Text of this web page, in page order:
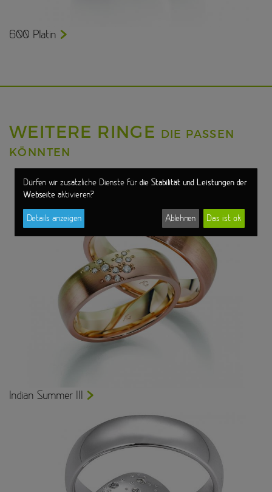
600 Platin
WEITERE RINGE DIE PASSEN
KÖNNTEN
Indian Summer III
Dürfen wir zusätzliche Dienste für die Stabilität und Leistungen der
Webseite aktivieren?
Details anzeigen Ablehnen Das ist ok